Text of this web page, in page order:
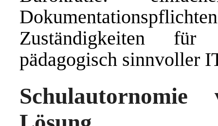
Zuständigkeiten
pädagogisch sinnvoller
Schulautornomie